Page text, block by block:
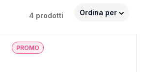
4 prodotti Ordina per
PROMO